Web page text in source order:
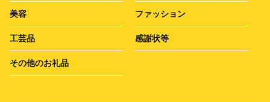
美容 ファッション
工芸品 感謝状等
その他のお礼品